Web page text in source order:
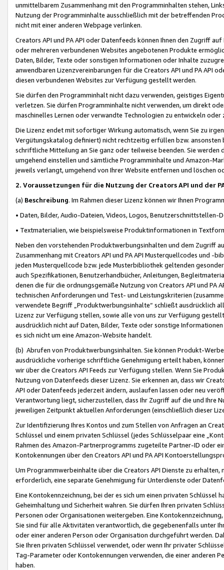
unmittelbarem Zusammenhang mit den Programminhalten stehen,
Nutzung der Programminhalte ausschließlich mit der betreffenden
nicht mit einer anderen Webpage verlinken.
Creators API und PA API oder Datenfeeds können Ihnen den Zugriff
oder mehreren verbundenen Websites angebotenen Produkte
Daten, Bilder, Texte oder sonstigen Informationen oder Inhalte
anwendbaren Lizenzvereinbarungen für die Creators API und PA API
diesen verbundenen Websites zur Verfügung gestellt werden.
Sie dürfen den Programminhalt nicht dazu verwenden, geistiges
verletzen. Sie dürfen Programminhalte nicht verwenden, um direkt
maschinelles Lernen oder verwandte Technologien zu entwickeln
Die Lizenz endet mit sofortiger Wirkung automatisch, wenn Sie zu
Vergütungskatalog definiert) nicht rechtzeitig erfüllen bzw. ansonsten
schriftliche Mitteilung an Sie ganz oder teilweise beenden. Sie werden
umgehend einstellen und sämtliche Programminhalte und Amazon-
jeweils verlangt, umgehend von Ihrer Website entfernen und löschen
2. Voraussetzungen für die Nutzung der Creators API und der
(a) Beschreibung. Im Rahmen dieser Lizenz können wir Ihnen
• Daten, Bilder, Audio-Dateien, Videos, Logos, Benutzerschnittstellen-
• Textmaterialien, wie beispielsweise Produktinformationen in
Neben den vorstehenden Produktwerbungsinhalten und dem Zugriff
Zusammenhang mit Creators API und PA API Musterquellcodes und
jeden Musterquellcode bzw. jede Musterbibliothek geltenden
auch Spezifikationen, Benutzerhandbücher, Anleitungen,
denen die für die ordnungsgemäße Nutzung von Creators API und PA
technischen Anforderungen und Test- und Leistungskriterien
verwendete Begriff „Produktwerbungsinhalte“ schließt ausdrücklich
Lizenz zur Verfügung stellen, sowie alle von uns zur Verfügung
ausdrücklich nicht auf Daten, Bilder, Texte oder sonstige
es sich nicht um eine Amazon-Website handelt.
(b) Abrufen von Produktwerbungsinhalten. Sie können Produkt-
ausdrückliche vorherige schriftliche Genehmigung erteilt haben,
wir über die Creators API Feeds zur Verfügung stellen. Wenn Sie
Nutzung von Datenfeeds dieser Lizenz. Sie erkennen an, dass wir
API oder Datenfeeds jederzeit ändern, auslaufen lassen oder neu
Verantwortung liegt, sicherzustellen, dass Ihr Zugriff auf die und Ihre
jeweiligen Zeitpunkt aktuellen Anforderungen (einschließlich dieser
Zur Identifizierung Ihres Kontos und zum Stellen von Anfragen an
Schlüssel und einem privaten Schlüssel (jedes Schlüsselpaar eine
Rahmen des Amazon-Partnerprogramms zugeteilte Partner-ID oder
Kontokennungen über den Creators API und PA API
Um Programmwerbeinhalte über die Creators API Dienste zu
erforderlich, eine separate Genehmigung für Unterdienste oder
Eine Kontokennzeichnung, bei der es sich um einen privaten
Geheimhaltung und Sicherheit wahren. Sie dürfen Ihren privaten
Personen oder Organisationen weitergeben. Eine
Sie sind für alle Aktivitäten verantwortlich, die gegebenenfalls unter
oder einer anderen Person oder Organisation durchgeführt werden.
Sie Ihren privaten Schlüssel verwendet, oder wenn Ihr privater
Tag-Parameter oder Kontokennungen verwenden, die einer anderen
haben.